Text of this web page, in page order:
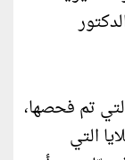
تم فحصها،
التي